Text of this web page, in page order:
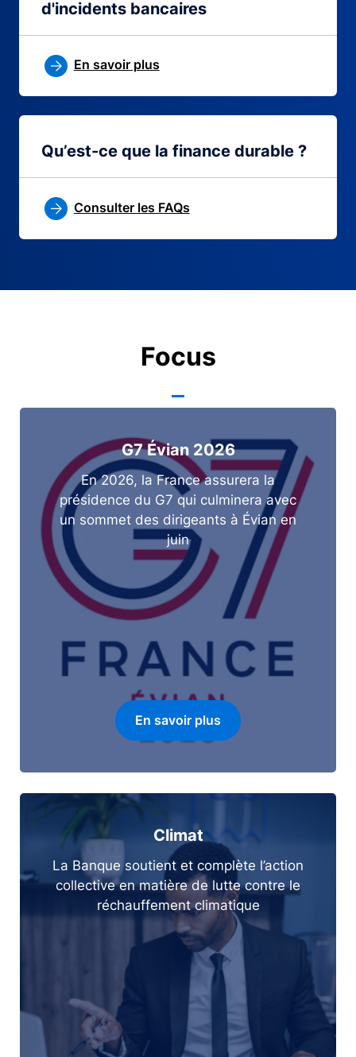
d'incidents bancaires
En savoir plus
Qu’est-ce que la finance durable ?
Consulter les FAQs
Focus
G7 Évian 2026
En 2026, la France assurera la
présidence du G7 qui culminera avec
un sommet des dirigeants à Évian en
juin
En savoir plus
Climat
La Banque soutient et complète l’action
collective en matière de lutte contre le
réchauffement climatique